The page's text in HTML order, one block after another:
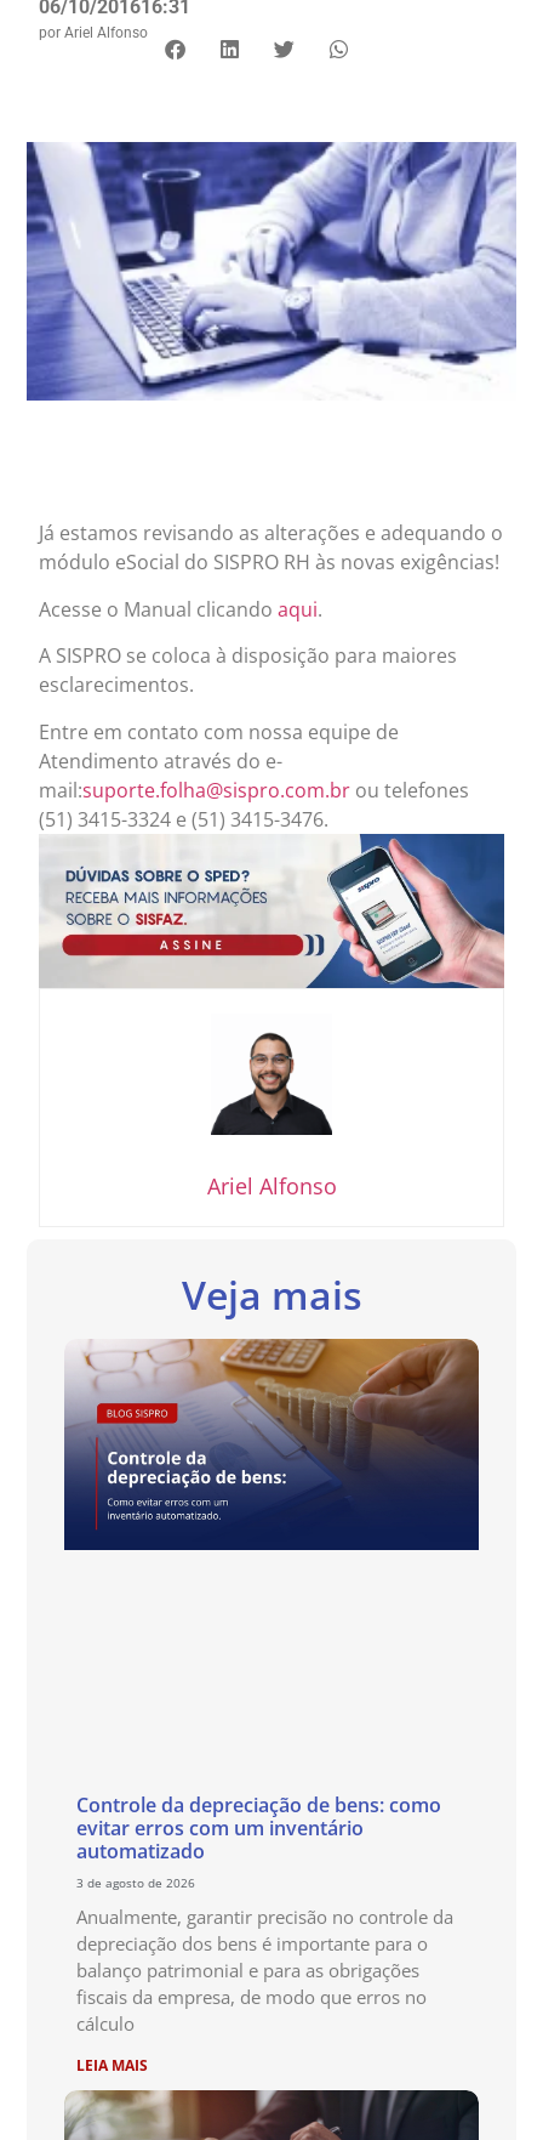
06/10/201616:31
por Ariel Alfonso
Já estamos revisando as alterações e adequando o
módulo eSocial do SISPRO RH às novas exigências!
Acesse o Manual clicandoaqui.
A SISPRO se coloca à disposição para maiores
esclarecimentos.
Entre em contato com nossa equipe de
Atendimento através do e-
mail:suporte.folha@sispro.com.br ou telefones
(51) 3415-3324 e (51) 3415-3476.
Ariel Alfonso
Veja mais
Controle da depreciação de bens: como
evitar erros com um inventário
automatizado
3 de agosto de 2026
Anualmente, garantir precisão no controle da
depreciação dos bens é importante para o
balanço patrimonial e para as obrigações
fiscais da empresa, de modo que erros no
cálculo
LEIA MAIS